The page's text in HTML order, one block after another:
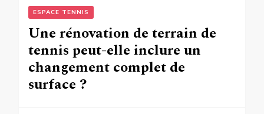
ESPACE TENNIS
Une rénovation de terrain de
tennis peut-elle inclure un
changement complet de
surface ?